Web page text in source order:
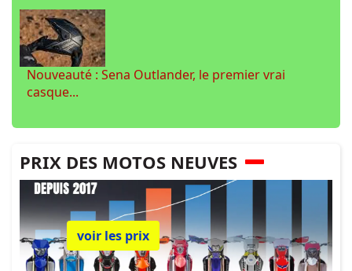
Nouveauté : Sena Outlander, le premier vrai
casque...
PRIX DES MOTOS NEUVES
voir les prix